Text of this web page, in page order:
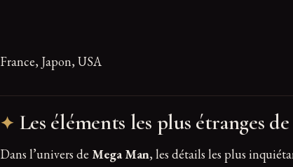
France, Japon, USA
Les éléments les plus étranges
Dans l’univers de Mega Man, les détails les plus